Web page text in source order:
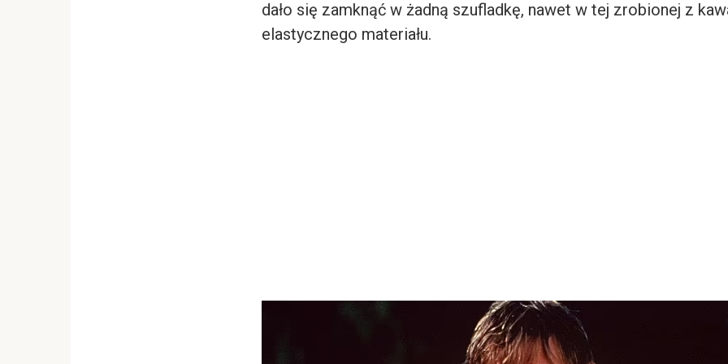
dało się zamknąć w żadną szufladkę, nawet w tej zrobionej z
elastycznego materiału.